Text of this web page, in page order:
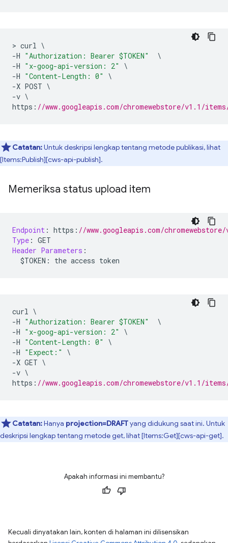
> curl \
-H "Authorization: Bearer $TOKEN"
\
-H "x-goog-api-version: 2"
\
-H "Content-Length: 0"
\
-X POST \
-v \
https : //www.googleapis.com/chromewebstore/v1.1/
Catatan:Untuk deskripsi lengkap tentang metode publikasi, lihat
[Items:Publish][cws-api-publish].
Memeriksa status upload item
Endpoint : https : //www.googleapis.com/
Type : GET
Header Parameters :
$TOKEN : the access token
curl \
-H "Authorization: Bearer $TOKEN"
\
-H "x-goog-api-version: 2"
\
-H "Content-Length: 0"
\
-H "Expect:"
\
-X GET \
-v \
https : //www.googleapis.com/chromewebstore/v1.1/
Catatan:Hanya projection=DRAFTyang didukung saat ini. Untuk
deskripsi lengkap tentang metode get, lihat [Items:Get][cws-api-get].
Apakah informasi ini membantu?
Kecuali dinyatakan lain, konten di halaman ini dilisensikan